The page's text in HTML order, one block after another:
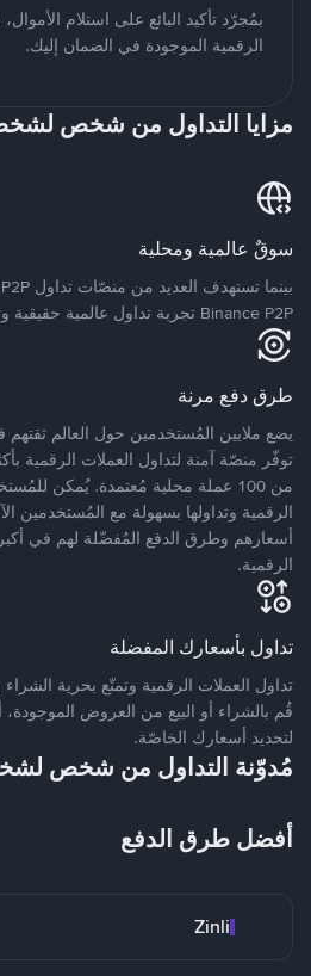
بمُجرّد تأكيد البائع على استلام
الرقمية الموجودة في الضمان إليك.
مزايا التداول من شخص
سوقٌ عالمية ومحلية
Binance P2P تجربة تداول عالمية حقيقية وتدعم أكثر من 70 عملة محلية.
طرق دفع مرنة
من 100 عملة محلية مُعتمدة. يُمكن
الرقمية وتداولها بسهولة مع المُستخدمين
أسعارهم وطرق الدفع المُفضّلة لهم في
الرقمية.
تداول بأسعارك المفضلة
تداول العملات الرقمية وتمتّع بحرية
قُم بالشراء أو البيع من العروض الموجودة،
لتحديد أسعارك الخاصّة.
مُدوّنة التداول من شخص
أفضل طرق الدفع
Zinli